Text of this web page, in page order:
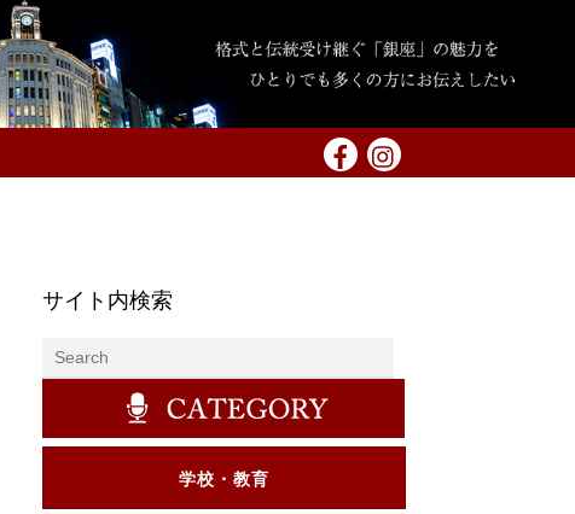
サイト内検索
学校・教育